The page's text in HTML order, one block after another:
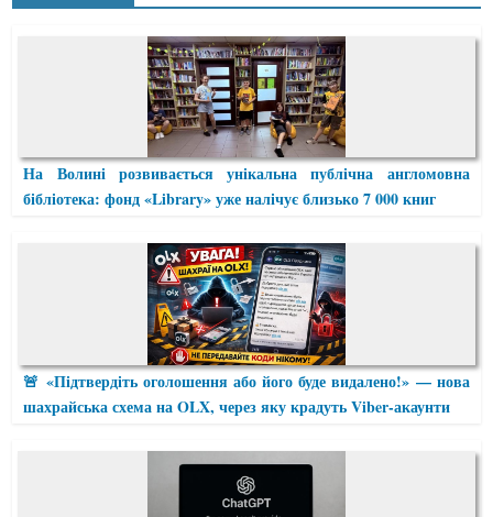
На Волині розвивається унікальна публічна англомовна
бібліотека: фонд «Library» уже налічує близько 7 000 книг
🚨 «Підтвердіть оголошення або його буде видалено!» — нова
шахрайська схема на OLX, через яку крадуть Viber-акаунти